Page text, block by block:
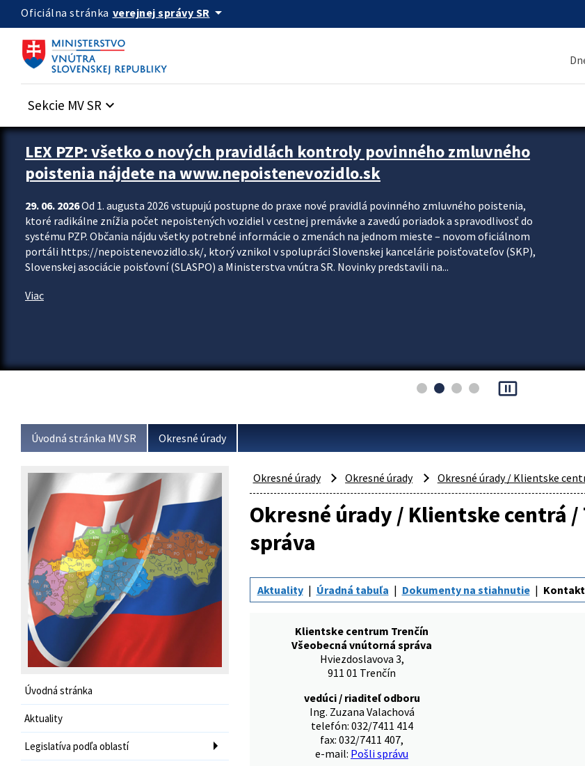
Preskocit na hlavný obsah
Oficiálna stránka verejnej správy SR arrow_drop_down
Sekcie MV SR keyboard_arrow_down
Zastavit automatický posun upútavok
LEX PZP: všetko o nových pravidlách kontroly povinného zmluvného
poistenia nájdete na www.nepoistenevozidlo.sk
29. 06. 2026Od 1. augusta 2026 vstupujú postupne do praxe nové pravidlá povinného zmluvného poistenia,
ktoré radikálne znížia počet nepoistených vozidiel v cestnej premávke a zavedú poriadok a spravodlivosť do
systému PZP. Občania nájdu všetky potrebné informácie o zmenách na jednom mieste – novom oficiálnom
portáli https://nepoistenevozidlo.sk/, ktorý vznikol v spolupráci Slovenskej kancelárie poisťovateľov (SKP),
Slovenskej asociácie poisťovní (SLASPO) a Ministerstva vnútra SR. Novinky predstavili na...
Viac
pause_presentation
Úvodná stránka MV SR Okresné úrady
Úvodná stránka
Aktuality
Legislatíva podľa oblastí
Okresné úrady Okresné úrady Okresné úrady / Klientske
Okresné úrady / Klientske centrá
správa
Aktuality Úradná tabuľa Dokumenty na stiahnutie
Klientske centrum Trenčín
Všeobecná vnútorná správa
Hviezdoslavova 3,
911 01 Trenčín
vedúci / riaditeľ odboru
Ing. Zuzana Valachová
telefón: 032/7411 414
fax: 032/7411 407,
e-mail: Pošli správu